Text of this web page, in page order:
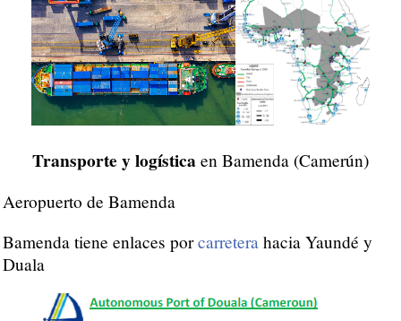
Transporte y logística en Bamenda (Camerún)
Aeropuerto de Bamenda
Bamenda tiene enlaces porcarretera hacia Yaundé y
Duala